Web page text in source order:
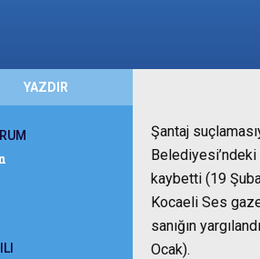
YAZDIR
Şantaj
Belediyesi’ndeki
kaybetti (19
Kocaeli Ses
sanığın
Ocak).